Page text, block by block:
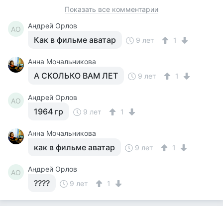
Показать все комментарии
АО Андрей Орлов
Как в фильме аватар 9 лет 1
Анна Мочальникова
А СКОЛЬКО ВАМ ЛЕТ 9 лет 1
АО Андрей Орлов
1964 гр 9 лет 1
Анна Мочальникова
как в фильме аватар 9 лет 1
АО Андрей Орлов
???? 9 лет 1